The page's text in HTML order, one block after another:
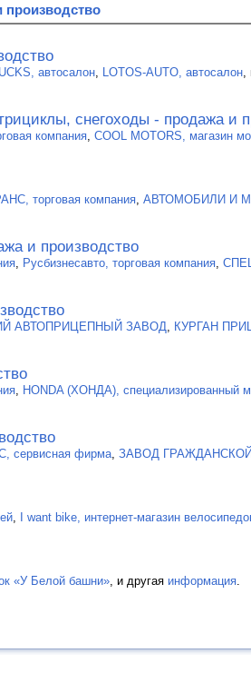
автосалон LOTOS-AUTO, автосалон
снегоходы - продажа и
компания COOL MOTORS, магазин
торговая компания АВТОМОБИЛИ И
и производство
Русбизнесавто, торговая компания
АВТОПРИЦЕПНЫЙ ЗАВОД КУРГАН
HONDA (ХОНДА), специализированный
сервисная фирма ЗАВОД
I want bike, интернет-магазин
«У Белой башни» , и другая информация